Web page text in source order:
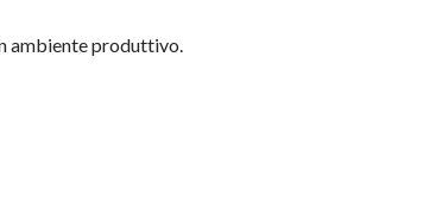
ambiente produttivo.